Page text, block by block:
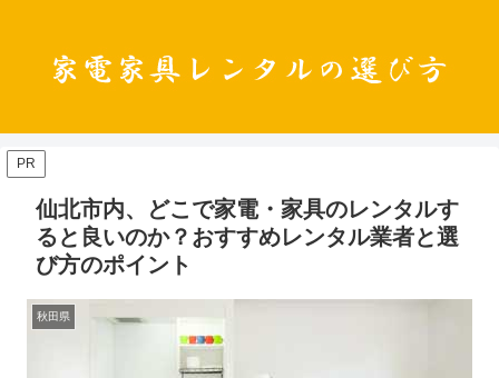
PR
仙北市内、どこで家電・家具のレンタルす
ると良いのか？おすすめレンタル業者と選
び方のポイント
秋田県